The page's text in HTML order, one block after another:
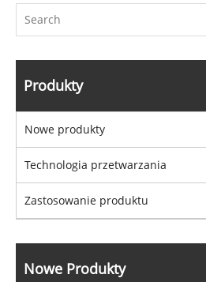
Produkty
Nowe produkty
Technologia przetwarzania
Zastosowanie produktu
Nowe Produkty